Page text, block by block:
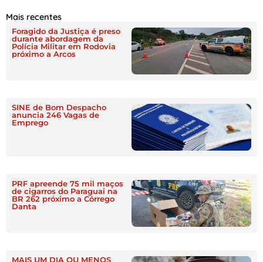
Mais recentes
Foragido da Justiça é preso
durante abordagem da
Polícia Militar em Rodovia
próximo a Arcos
SINE de Bom Despacho
anuncia 246 Vagas de
Emprego
PRF apreende 75 mil maços
de cigarros do Paraguai na
BR 262 próximo a Córrego
Danta
MAIS UM DIA OU MENOS